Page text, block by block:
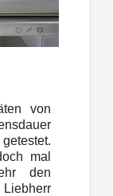
von
mal
den